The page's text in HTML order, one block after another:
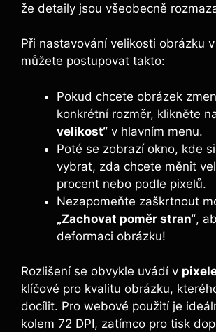
že detaily jsou všeobecně
Při nastavování velikosti obrázku
můžete postupovat takto:
Pokud chcete obrázek
konkrétní rozměr, klikněte
velikost“ v hlavním menu.
Poté se zobrazí okno, kde
vybrat, zda chcete měnit
procent nebo podle pixelů.
Nezapomeňte zaškrtnout
„Zachovat poměr stran“,
deformaci obrázku!
Rozlišení se obvykle uvádí v
klíčové pro kvalitu obrázku,
docílit. Pro webové použití je
kolem 72 DPI, zatímco pro tisk